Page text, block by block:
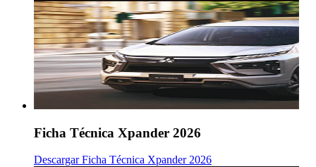
Ficha Técnica Xpander 2026
Descargar Ficha Técnica Xpander 2026